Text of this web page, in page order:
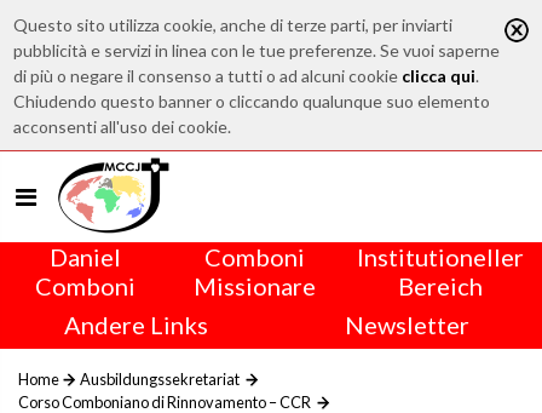
Questo sito utilizza cookie, anche di terze parti, per inviarti
pubblicità e servizi in linea con le tue preferenze. Se vuoi saperne
di più o negare il consenso a tutti o ad alcuni cookie clicca qui.
Chiudendo questo banner o cliccando qualunque suo elemento
acconsenti all'uso dei cookie.
Daniel
Comboni
Comboni
Missionare
Institutioneller
Bereich
Andere Links
Newsletter
Home
Ausbildungssekretariat
Corso Comboniano di Rinnovamento – CCR